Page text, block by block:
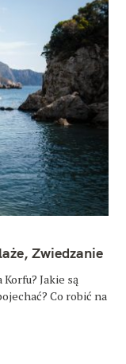
Zwiedzanie
Jakie są
Co robić na